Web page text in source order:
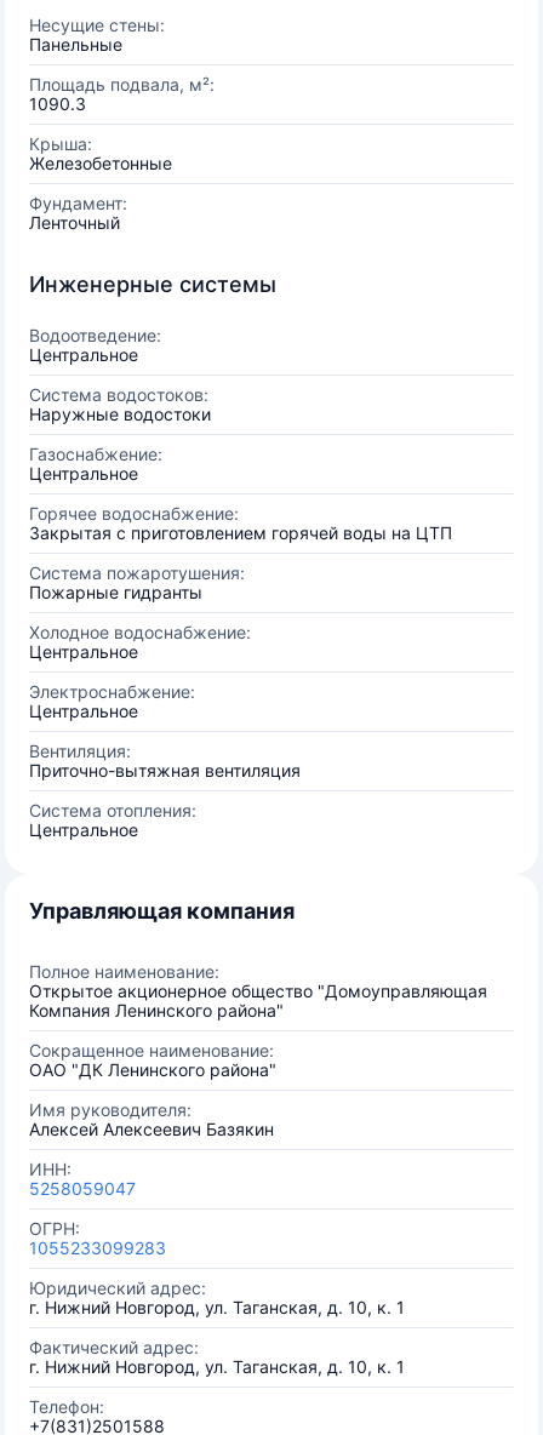
Несущие стены:
Панельные
Площадь подвала, м²:
1090.3
Крыша:
Железобетонные
Фундамент:
Ленточный
Инженерные системы
Водоотведение:
Центральное
Система водостоков:
Наружные водостоки
Газоснабжение:
Центральное
Горячее водоснабжение:
Закрытая с приготовлением горячей воды на ЦТП
Система пожаротушения:
Пожарные гидранты
Холодное водоснабжение:
Центральное
Электроснабжение:
Центральное
Вентиляция:
Приточно-вытяжная вентиляция
Система отопления:
Центральное
Управляющая компания
Полное наименование:
Открытое акционерное общество "Домоуправляющая
Компания Ленинского района"
Сокращенное наименование:
ОАО "ДК Ленинского района"
Имя руководителя:
Алексей Алексеевич Базякин
ИНН:
5258059047
ОГРН:
1055233099283
Юридический адрес:
г. Нижний Новгород, ул. Таганская, д. 10, к. 1
Фактический адрес:
г. Нижний Новгород, ул. Таганская, д. 10, к. 1
Телефон:
+7(831)2501588